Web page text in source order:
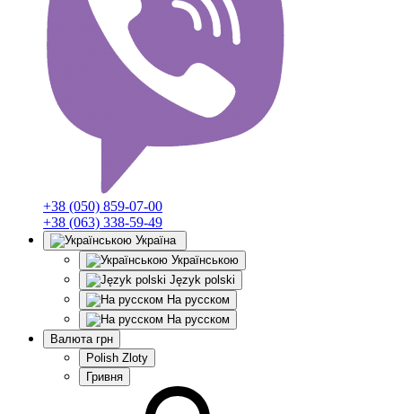
+38 (050) 859-07-00
+38 (063) 338-59-49
Україна
Українською
Język polski
На русском
На русском
Валюта грн
Polish Zloty
Гривня